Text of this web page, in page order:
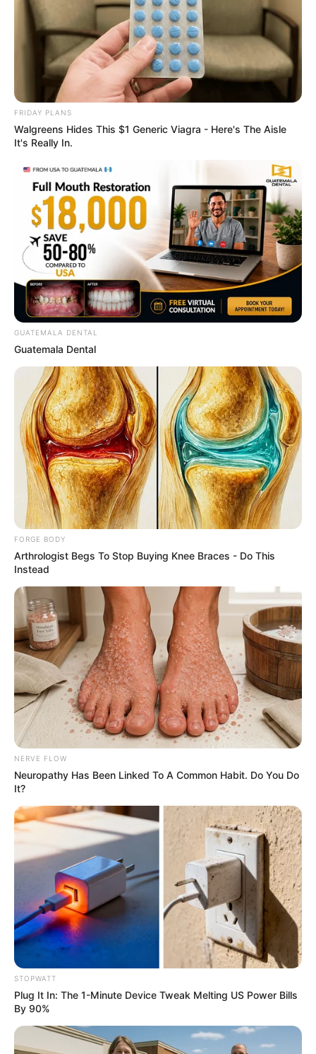
Sex Can Last 3 Hours Without Viagra, Try This
BOOSTARO
Orthopedist: Very Few Know This Knee Arthritis
Trick
4x Stronger Than Viagra! This To Perform Better
MEDVI
$20,000 In Personal Debt? You're Being Bleed Dry
Every Single Month
Endocrinologist: If You Have Diabetes, Read This
Before It's Removed!
GLYCOGEN SUPPORT
FRIDAY PLANS
Walgreens Hides This $1 Generic Viagra - Here's The Aisle
It's Really In.
GUATEMALA DENTAL
Guatemala Dental
FORGE BODY
Arthrologist Begs To Stop Buying Knee Braces - Do This
Instead
NERVE FLOW
Neuropathy Has Been Linked To A Common Habit. Do You Do
It?
STOPWATT
Plug It In: The 1-Minute Device Tweak Melting US Power Bills
By 90%